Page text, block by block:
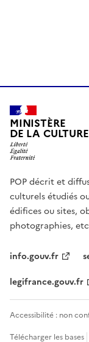
MINISTÈRE
DE LA CULTURE
POP décrit et
culturels étudiés
édifices ou sites,
photographies,
info.gouv.fr
legifrance.gouv.fr
Accessibilité : non
Télécharger les bases